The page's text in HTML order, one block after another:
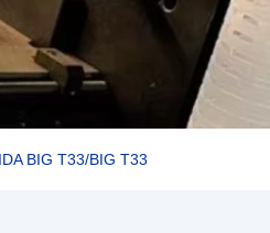
BIG T33/BIG T33